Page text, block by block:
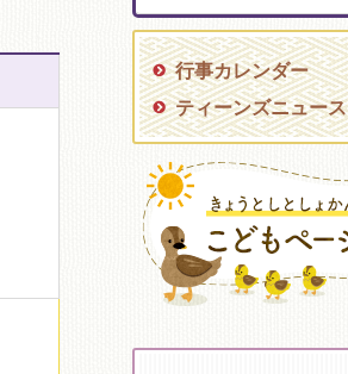
行事カレンダー
ティーンズニュース